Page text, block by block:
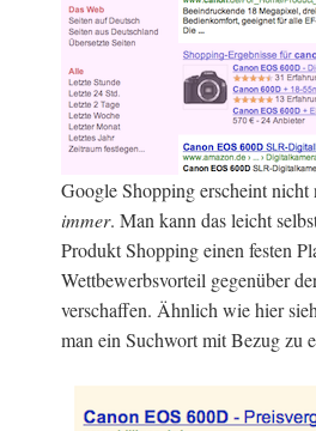
Google Shopping erscheint
immer. Man kann das leicht
Produkt Shopping einen festen
Wettbewerbsvorteil gegenüber
verschaffen. Ähnlich wie hier
man ein Suchwort mit Bezug zu